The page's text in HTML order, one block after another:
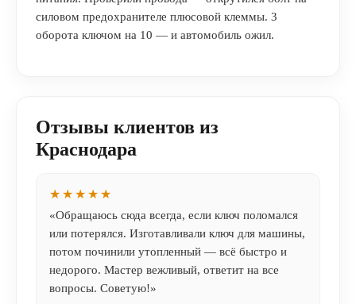
силовом предохранителе плюсовой клеммы. 3
оборота ключом на 10 — и автомобиль ожил.
Отзывы клиентов из
Краснодара
★★★★★
«Обращаюсь сюда всегда, если ключ поломался
или потерялся. Изготавливали ключ для машины,
потом починили утопленный — всё быстро и
недорого. Мастер вежливый, ответит на все
вопросы. Советую!»